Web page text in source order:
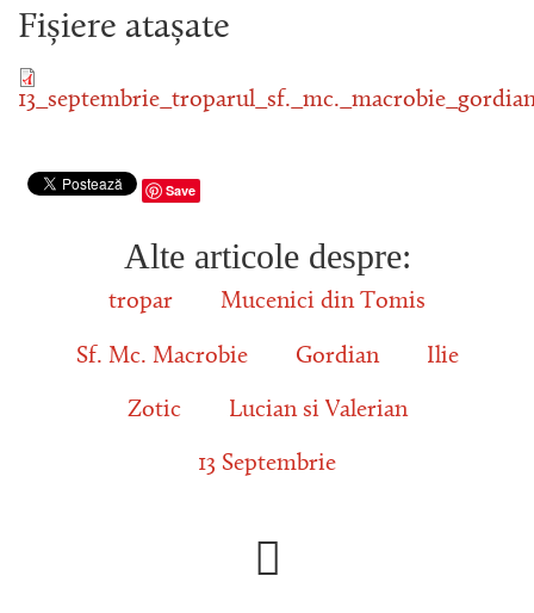
Fișiere atașate
Save
Alte articole despre:
tropar Mucenici din Tomis
Sf. Mc. Macrobie Gordian Ilie
Zotic Lucian si Valerian
13 Septembrie